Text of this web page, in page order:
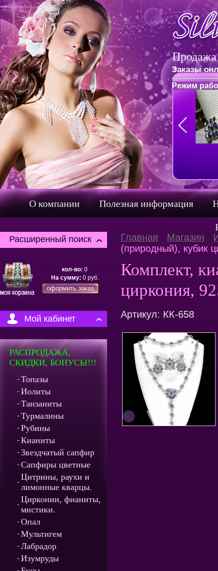
Заказы
Режим
О компании Полезная информация
Главная
Магазин
(природный), кубик
Комплект,
циркония,
Артикул: КК-658
Расширенный поиск
кол-во: 0
На сумму: 0руб.
оформить заказ
Мой кабинет
РАСПРОДАЖА,
СКИДКИ, БОНУСЫ!!!
Топазы
Иолиты
Танзаниты
Турмалины
Рубины
Кианиты
Звездчатый сапфир
Сапфиры цветные
Цитрины, раухи и
лимонные кварцы.
Цирконии, фианиты,
мистики.
Опал
Мультигем
Лабрадор
Изумруды